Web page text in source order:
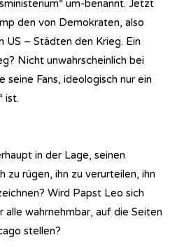
um-benannt. Jetzt
den von Demokraten, also
US – Städten den Krieg. Ein
Nicht unwahrscheinlich bei
Fans, ideologisch nur ein
ist.
in der Lage, seinen
zu rügen, ihn zu verurteilen, ihn
Wird Papst Leo sich
wahrnehmbar, auf die Seiten
stellen?